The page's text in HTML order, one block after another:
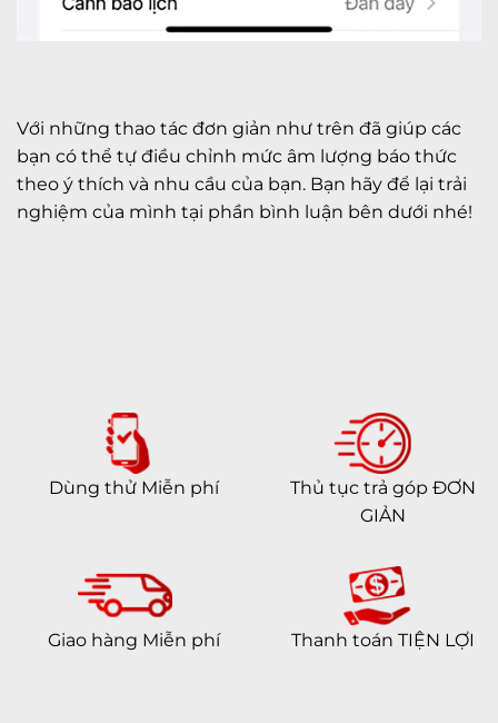
Với những thao tác đơn giản như trên đã giúp các
bạn có thể tự điều chỉnh mức âm lượng báo thức
theo ý thích và nhu cầu của bạn. Bạn hãy để lại trải
nghiệm của mình tại phần bình luận bên dưới nhé!
Dùng thử Miễn phí
Thủ tục trả góp ĐƠN
GIẢN
Giao hàng Miễn phí Thanh toán TIỆN LỢI